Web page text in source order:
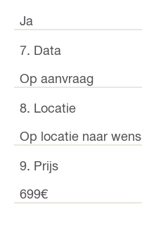
Ja
7. Data
Op aanvraag
8. Locatie
Op locatie naar wens
9. Prijs
699€